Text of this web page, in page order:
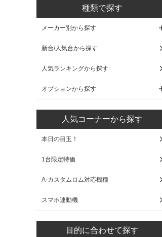
種類で探す
メーカー別から探す
新台/人気台から探す
人気ランキングから探す
オプションから探す
人気コーナーから探す
本日の目玉！
1台限定特価
A-カスタムロム対応機種
スマホ連動機
目的に合わせて探す